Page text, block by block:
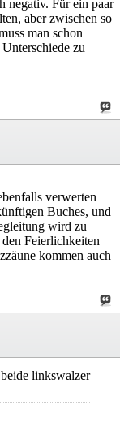
negativ. Für ein paar
aber zwischen so
man schon
zu
verwerten
Buches, und
wird zu
Feierlichkeiten
kommen auch
linkswalzer